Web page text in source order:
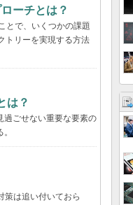
ーチとは？
とで、いくつかの課題
トリーを実現する方法
は？
過ごせない重要な要素の
策は追い付いておら